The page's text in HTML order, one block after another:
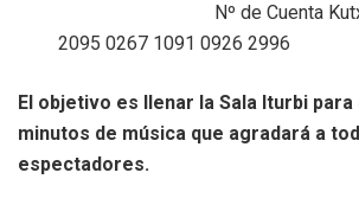
Nº de Cuenta
2095 0267 1091 0926 2996
El objetivo es llenar la Sala Iturbi
minutos de música que agradará a
espectadores.